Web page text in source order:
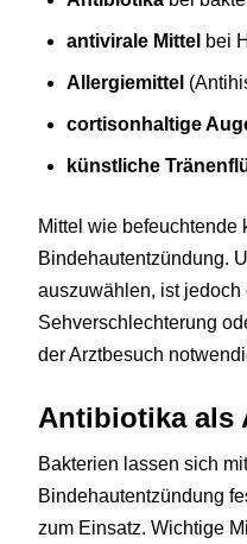
antivirale Mittel bei
Allergiemittel
cortisonhaltige
künstliche
Mittel wie befeuchtende
Bindehautentzündung.
auszuwählen, ist jedoch
Sehverschlechterung
der Arztbesuch
Antibiotika als
Bakterien lassen sich
Bindehautentzündung
zum Einsatz. Wichtige